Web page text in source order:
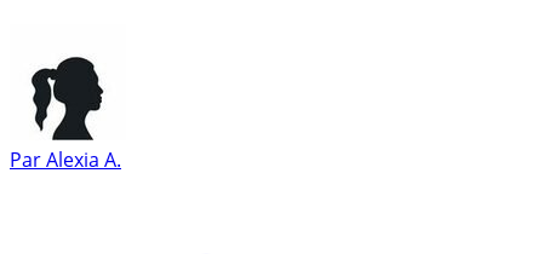
ParAlexia A.